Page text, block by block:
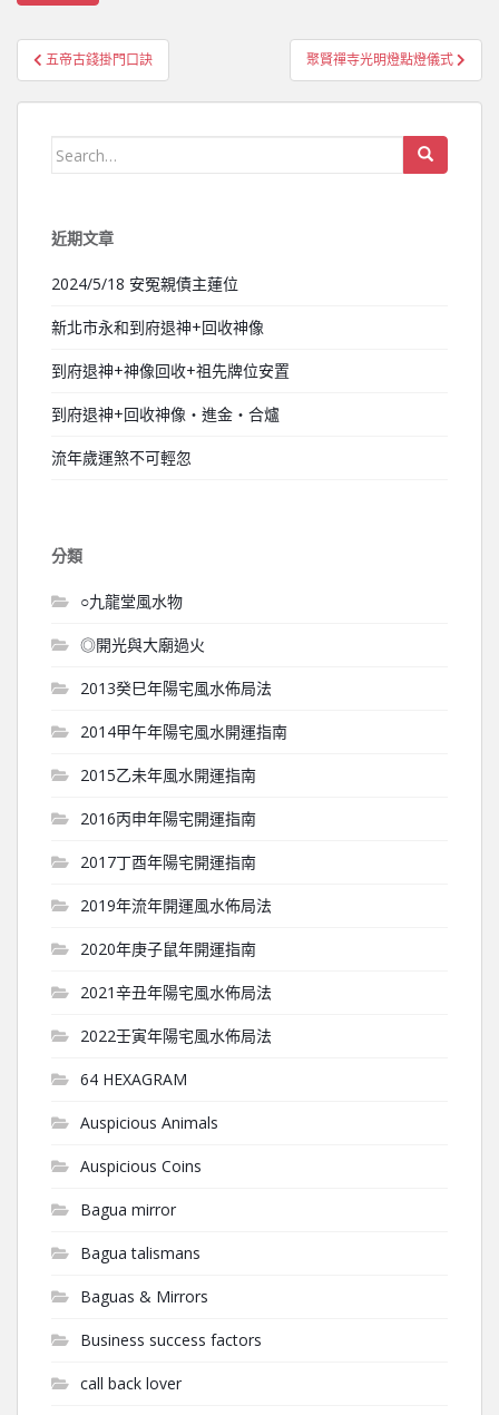
文章導覽
五帝古錢掛門口訣 聚賢禪寺光明燈點燈儀式
Search for:
近期文章
2024/5/18 安冤親債主蓮位
新北市永和到府退神+回收神像
到府退神+神像回收+祖先牌位安置
到府退神+回收神像‧進金‧合爐
流年歲運煞不可輕忽
分類
○九龍堂風水物
◎開光與大廟過火
2013癸巳年陽宅風水佈局法
2014甲午年陽宅風水開運指南
2015乙未年風水開運指南
2016丙申年陽宅開運指南
2017丁酉年陽宅開運指南
2019年流年開運風水佈局法
2020年庚子鼠年開運指南
2021辛丑年陽宅風水佈局法
2022壬寅年陽宅風水佈局法
64 HEXAGRAM
Auspicious Animals
Auspicious Coins
Bagua mirror
Bagua talismans
Baguas & Mirrors
Business success factors
call back lover